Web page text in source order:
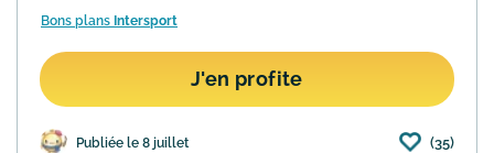
Bons plans Intersport
J'en profite
Publiée le 8 juillet (35)